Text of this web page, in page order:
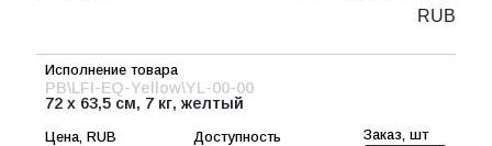
RUB
PB\LFI-EQ-Yellow\YL-00-00
72 х 63,5 см, 7 кг, желтый